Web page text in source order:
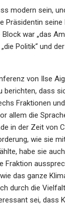
modern sein,
Präsidentin seine
war „das
Politik“ und
von Ilse
berichten, dass
Fraktionen
allem die
in der Zeit von
wie sie
habe sie
Fraktion
das ganze
durch die
sei, dass